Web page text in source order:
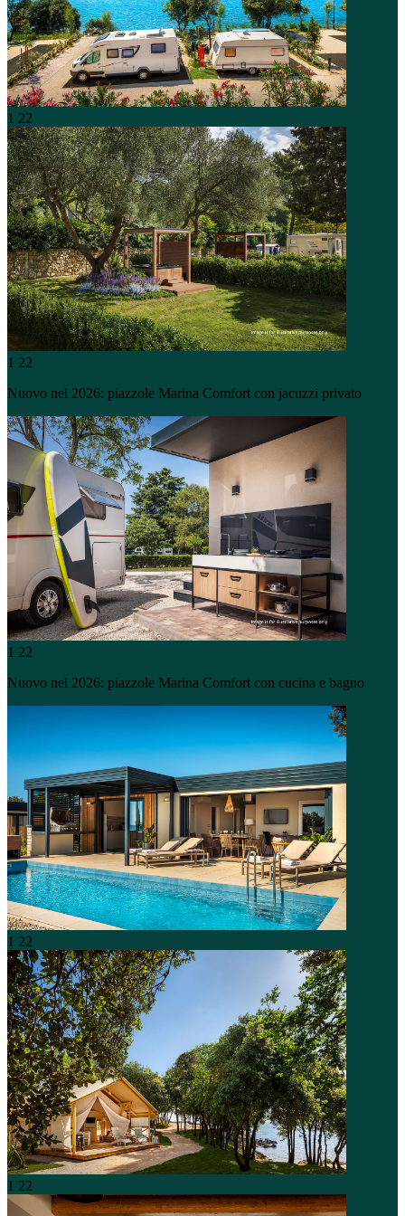
1 22
1 22
Nuovo nel 2026: piazzole Marina Comfort con jacuzzi privato
1 22
Nuovo nel 2026: piazzole Marina Comfort con cucina e bagno
1 22
1 22